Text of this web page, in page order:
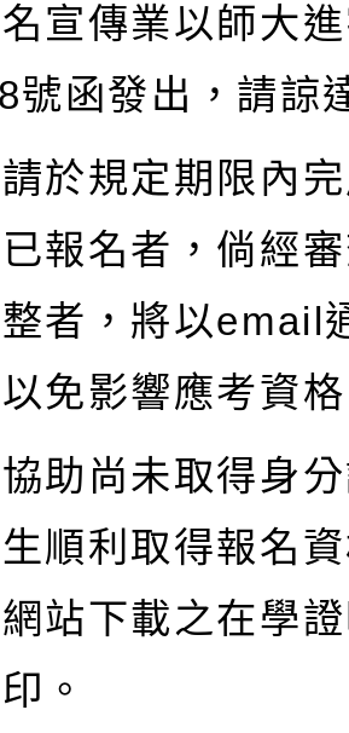
宣傳業以師大
號函發出，請諒
於規定期限內
報名者，倘經
者，將以email
免影響應考資
助尚未取得身
順利取得報名
站下載之在學
。